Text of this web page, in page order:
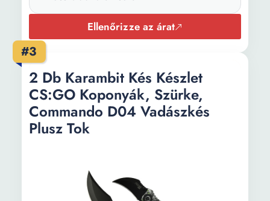
Ellenőrizze az árat
#3
2 Db Karambit Kés Készlet
CS:GO Koponyák, Szürke,
Commando D04 Vadászkés
Plusz Tok